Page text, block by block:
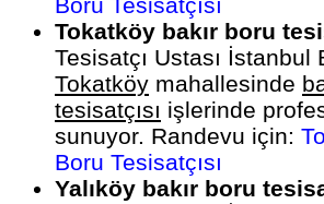
Tokatköy bakır boru
Tesisatçı Ustası
Tokatköy mahallesinde
tesisatçısı işlerinde
sunuyor. Randevu için:
Boru Tesisatçısı
Yalıköy bakır boru